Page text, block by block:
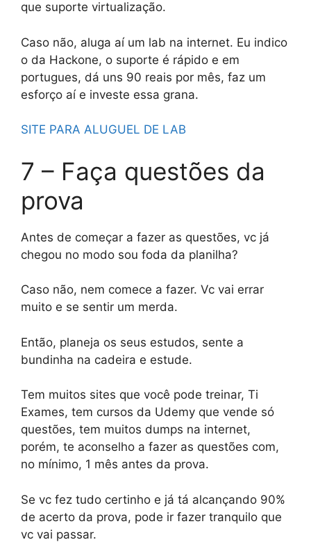
que suporte virtualização.
Caso não, aluga aí um lab na internet. Eu indico
o da Hackone, o suporte é rápido e em
portugues, dá uns 90 reais por mês, faz um
esforço aí e investe essa grana.
SITE PARA ALUGUEL DE LAB
7 – Faça questões da
prova
Antes de começar a fazer as questões, vc já
chegou no modo sou foda da planilha?
Caso não, nem comece a fazer. Vc vai errar
muito e se sentir um merda.
Então, planeja os seus estudos, sente a
bundinha na cadeira e estude.
Tem muitos sites que você pode treinar, Ti
Exames, tem cursos da Udemy que vende só
questões, tem muitos dumps na internet,
porém, te aconselho a fazer as questões com,
no mínimo, 1 mês antes da prova.
Se vc fez tudo certinho e já tá alcançando 90%
de acerto da prova, pode ir fazer tranquilo que
vc vai passar.